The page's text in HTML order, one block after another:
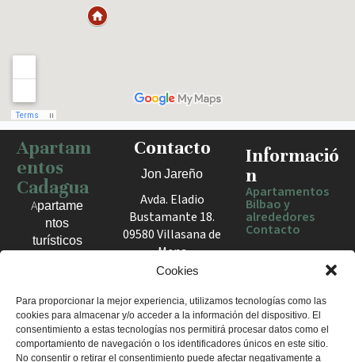
Cookies
Para proporcionar la mejor experiencia, utilizamos tecnologías como las
cookies para almacenar y/o acceder a la información del dispositivo. El
consentimiento a estas tecnologías nos permitirá procesar datos como el
comportamiento de navegación o los identificadores únicos en este sitio.
No consentir o retirar el consentimiento puede afectar negativamente a
Haz clic para activar el mapa
Apartam
entos
Cadagua
Apartame
ntos
turísticos
el Valle
de Mena.
Estancias
cómodas
Contacto
Jon Jareño
Avda. Eladio
Bustamante 18.
09580 Villasana de
Mena
España
+34 675 602
960
apartamentosc
Informació
n
Apartamentos
Bilbao y
alrededores
Contacto